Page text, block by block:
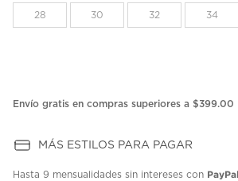
la
misma
28 30 32 34
Envío gratis en compras superiores a $399.00
MÁS ESTILOS PARA PAGAR
Hasta 9 mensualidades sin intereses con PayPal